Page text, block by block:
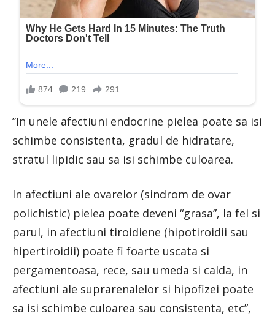
”In unele afectiuni endocrine pielea poate sa isi
schimbe consistenta, gradul de hidratare,
stratul lipidic sau sa isi schimbe culoarea.
In afectiuni ale ovarelor (sindrom de ovar
polichistic) pielea poate deveni “grasa”, la fel si
parul, in afectiuni tiroidiene (hipotiroidii sau
hipertiroidii) poate fi foarte uscata si
pergamentoasa, rece, sau umeda si calda, in
afectiuni ale suprarenalelor si hipofizei poate
sa isi schimbe culoarea sau consistenta, etc”,